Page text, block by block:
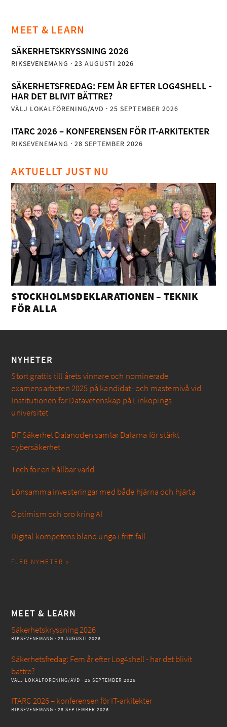
MEET & LEARN
SÄKERHETSKRYSSNING 2026
RIKSEVENEMANG · 23 AUGUSTI 2026
SÄKERHETSFREDAG: FEM ÅR EFTER LOG4SHELL -
HAR DET BLIVIT BÄTTRE?
VÄLJ LOKALFÖRENING/AVD · 25 SEPTEMBER 2026
ITARC 2026 – KONFERENSEN FÖR IT-ARKITEKTER
RIKSEVENEMANG · 28 SEPTEMBER 2026
AKTUELLT JUST NU
STOCKHOLMSDEKLARATIONEN – TEKNIK
FÖR ALLA
NYHETER
Stort grattis till årets vinnare och nominerade
examensarbeten 2025 på kandidat- och masternivå vid
Institutionen för Datavetenskap på Linköpings
universitet
DF Säkerhet Dalanoden samlar Dalarna för stärkt
cybersäkerhet
Tech för en hållbar värld
Lönsamma investeringar med både hjärna och hjärta
Optimism och oro kring AI
Digital kompetens bland unga i fritt fall
FLER NYHETER »
MEET & LEARN
Säkerhetskryssning 2026
RIKSEVENEMANG · 23 AUGUSTI 2026
Säkerhetsfredag: Fem år efter Log4shell - har det blivit
bättre?
VÄLJ LOKALFÖRENING/AVD · 25 SEPTEMBER 2026
ITARC 2026 – konferensen för IT-arkitekter
RIKSEVENEMANG · 28 SEPTEMBER 2026